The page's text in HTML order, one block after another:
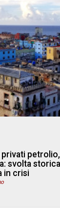
privati
svolta
in crisi